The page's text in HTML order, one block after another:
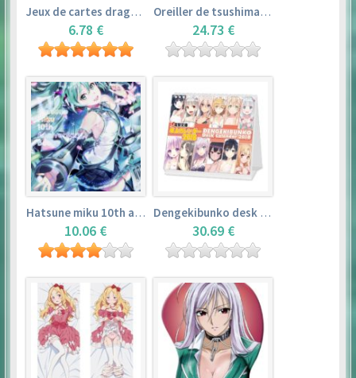
Jeux de cartes dragon ball
6.78 €
Oreiller de tsushima yoshiko (35cm×53cm) – love live! sunshine!!
24.73 €
Hatsune miku 10th anniversary book
10.06 €
Dengekibunko desk calendar 2018
30.69 €